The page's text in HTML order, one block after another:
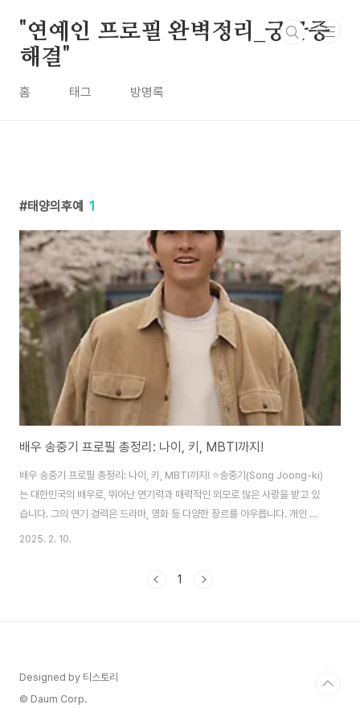
"연예인 프로필 완벽정리_궁금증
해결"
홈 태그 방명록
태양의후예 1
배우 송중기 프로필 총정리: 나이, 키, MBTI까지!
배우 송중기 프로필 총정리: 나이, 키, MBTI까지! ⭐송중기(Song Joong-ki)
는 대한민국의 배우로, 뛰어난 연기력과 매력적인 외모로 많은 사랑을 받고 있
습니다. 그의 연기 경력은 드라마, 영화 등 다양한 장르를 아우릅니다. 개인 정
보 📋이름: 송중기 (Song Joong-ki)출생일: 1985년 9월 19일나이: 39세
드라마 “쌈, 마이웨이”로 데뷔했으며, 다양한 드라마와 영화에서 활약해왔습니
2025. 2. 10.
1
Designed by 티스토리
© Daum Corp.